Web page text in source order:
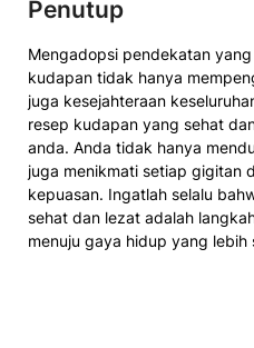
Penutup
Mengadopsi pendekatan
kudapan tidak hanya
juga kesejahteraan
resep kudapan yang sehat
anda. Anda tidak hanya
juga menikmati setiap gigitan
kepuasan. Ingatlah selalu
sehat dan lezat adalah
menuju gaya hidup yang